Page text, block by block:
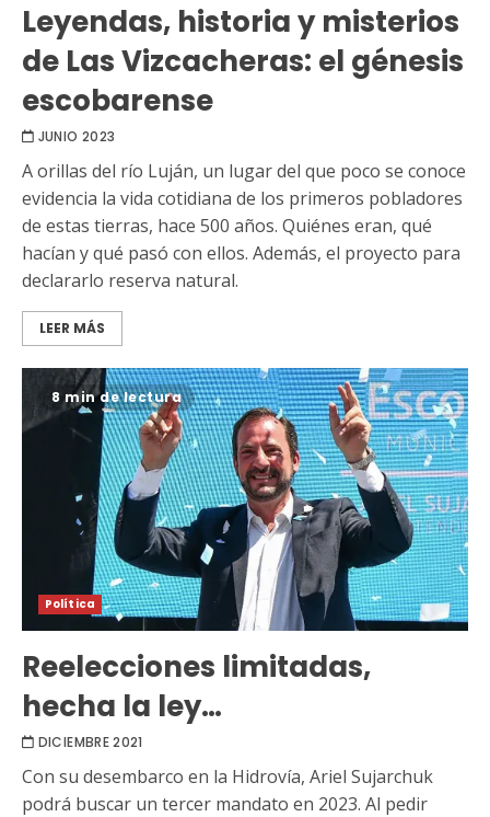
Leyendas, historia y misterios
de Las Vizcacheras: el génesis
escobarense
JUNIO 2023
A orillas del río Luján, un lugar del que poco se conoce
evidencia la vida cotidiana de los primeros pobladores
de estas tierras, hace 500 años. Quiénes eran, qué
hacían y qué pasó con ellos. Además, el proyecto para
declararlo reserva natural.
LEER MÁS
8 min de lectura
Política
Reelecciones limitadas,
hecha la ley…
DICIEMBRE 2021
Con su desembarco en la Hidrovía, Ariel Sujarchuk
podrá buscar un tercer mandato en 2023. Al pedir